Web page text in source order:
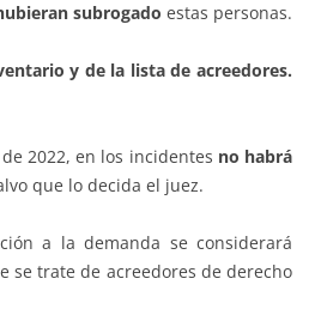
subrogado estas personas.
y de la lista de acreedores.
2022, en los incidentes no habrá
que lo decida el juez.
a la demanda se considerará
se trate de acreedores de derecho